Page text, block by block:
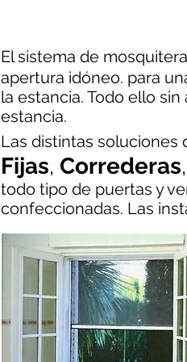
El sistema de
apertura idóneo. para
la estancia. Todo ello
estancia.
Las distintas
Fijas, Correderas
todo tipo de puertas y
confeccionadas. Las